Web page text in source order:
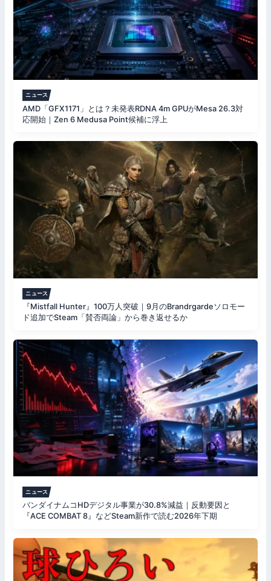
ニュース
AMD「GFX1171」とは？未発表RDNA 4m GPUがMesa 26.3対
応開始｜Zen 6 Medusa Point候補に浮上
ニュース
『Mistfall Hunter』100万人突破｜9月のBrandrgardeソロモー
ド追加でSteam「賛否両論」から巻き返せるか
ニュース
バンダイナムコHDデジタル事業が30.8%減益｜反動要因と
『ACE COMBAT 8』などSteam新作で読む2026年下期